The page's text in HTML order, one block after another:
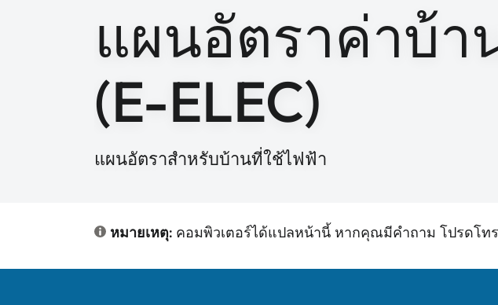
แผนอัตราค่าบ้า
(E-ELEC)
แผนอัตราสําหรับบ้านที่ใช้ไฟฟ้า
หมายเหตุ: คอมพิวเตอร์ได้แปลหน้านี้ หากคุณมีคําถาม โปรดโท